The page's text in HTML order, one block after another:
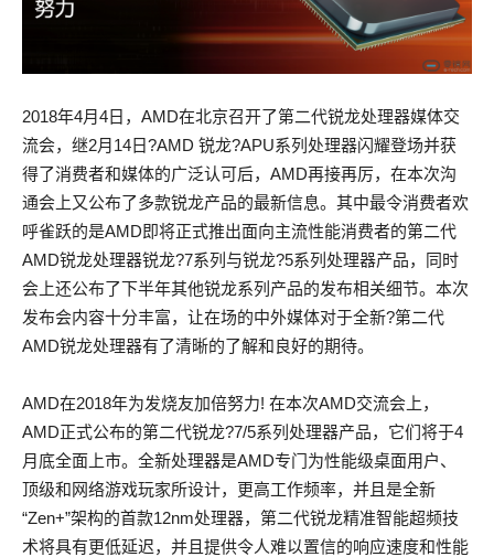
2018年4月4日，AMD在北京召开了第二代锐龙处理器媒体交
流会，继2月14日?AMD 锐龙?APU系列处理器闪耀登场并获
得了消费者和媒体的广泛认可后，AMD再接再厉，在本次沟
通会上又公布了多款锐龙产品的最新信息。其中最令消费者欢
呼雀跃的是AMD即将正式推出面向主流性能消费者的第二代
AMD锐龙处理器锐龙?7系列与锐龙?5系列处理器产品，同时
会上还公布了下半年其他锐龙系列产品的发布相关细节。本次
发布会内容十分丰富，让在场的中外媒体对于全新?第二代
AMD锐龙处理器有了清晰的了解和良好的期待。
AMD在2018年为发烧友加倍努力! 在本次AMD交流会上，
AMD正式公布的第二代锐龙?7/5系列处理器产品，它们将于4
月底全面上市。全新处理器是AMD专门为性能级桌面用户、
顶级和网络游戏玩家所设计，更高工作频率，并且是全新
“Zen+”架构的首款12nm处理器，第二代锐龙精准智能超频技
术将具有更低延迟，并且提供令人难以置信的响应速度和性能